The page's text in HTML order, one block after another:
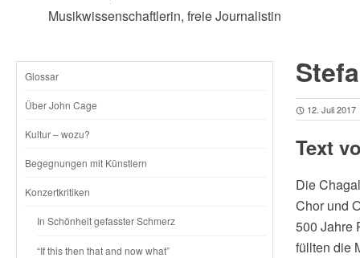
Musikwissenschaftlerin, freie Journalistin
SKIP
CONTENT
Glossar
Über John Cage
Kultur – wozu?
Begegnungen mit Künstlern
Konzertkritiken
In Schönheit gefasster Schmerz
“If this then that and now what”
12. Juli 2017
Text
Die
Chor und
500 Jahre
füllten die